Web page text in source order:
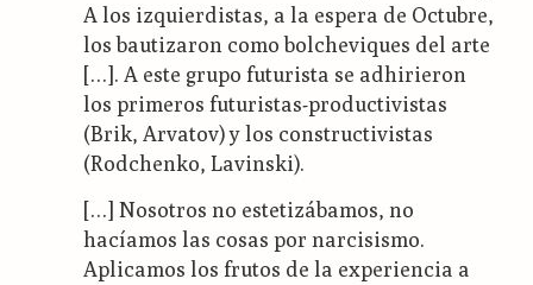
A los izquierdistas, a la espera de Octubre,
los bautizaron como bolcheviques del arte
[…]. A este grupo futurista se adhirieron
los primeros futuristas-productivistas
(Brik, Arvatov) y los constructivistas
(Rodchenko, Lavinski).
[…] Nosotros no estetizábamos, no
hacíamos las cosas por narcisismo.
Aplicamos los frutos de la experiencia a